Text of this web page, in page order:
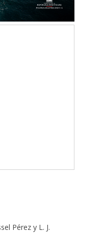
Pérez y L. J.